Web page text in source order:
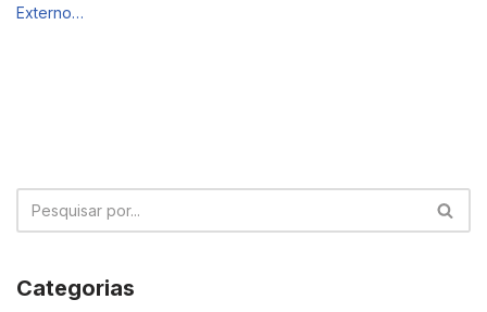
Externo…
Categorias